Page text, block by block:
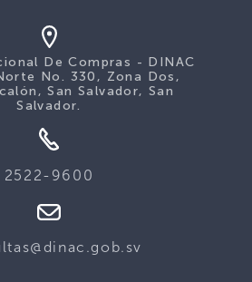
De Compras - DINAC
No. 330, Zona Dos,
San Salvador, San
Salvador.
2522-9600